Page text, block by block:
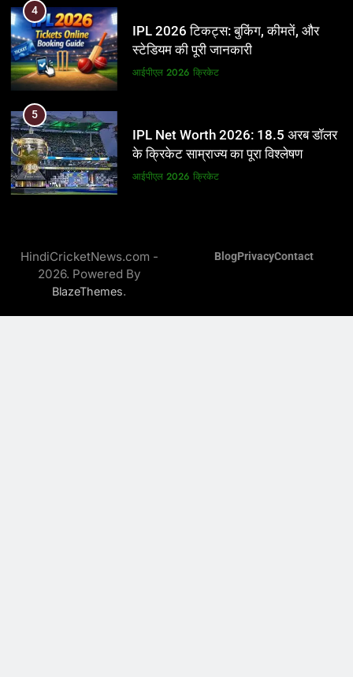
5
IPL Net Worth 2026: 18.5 अरब डॉलर
के क्रिकेट साम्राज्य का पूरा विश्लेषण
आईपीएल 2026 क्रिकेट
6
IPL टीम के मालिक: फ्रेंचाइजी के पीछे की
असली ताकत
आईपीएल 2026 क्रिकेट
विस्तृत विश्लेषण (2008-2026)
क्रिकेट
8
4
IPL 2026 टिकट्स: बुकिंग, कीमतें, और
स्टेडियम की पूरी जानकारी
आईपीएल 2026 क्रिकेट
5
IPL Net Worth 2026: 18.5 अरब डॉलर
के क्रिकेट साम्राज्य का पूरा विश्लेषण
आईपीएल 2026 क्रिकेट
असली ताकत
आईपीएल 2026
HindiCricketNews.com -
2026. Powered By
BlazeThemes.
BlogPrivacyContact